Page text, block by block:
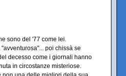
sono del '77 come lei.
poi chissà se
decesso come i giornali hanno
in circostanze misteriose.